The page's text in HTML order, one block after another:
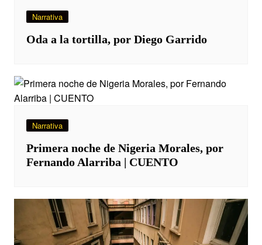
Narrativa
Oda a la tortilla, por Diego Garrido
Narrativa
Primera noche de Nigeria Morales, por
Fernando Alarriba | CUENTO